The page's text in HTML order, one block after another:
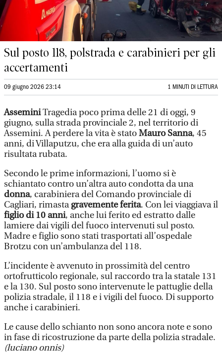
Sul posto 118, polstrada e carabinieri per gli
accertamenti
09 giugno 2026 23:14 1 MINUTI DI LETTURA
AsseminiTragedia poco prima delle 21 di oggi, 9
giugno, sulla strada provinciale 2, nel territorio di
Assemini. A perdere la vita è statoMauro Sanna, 45
anni, di Villaputzu, che era alla guida di un’auto
risultata rubata.
Secondo le prime informazioni, l’uomo si è
schiantato contro un’altra auto condotta da una
donna, carabiniera del Comando provinciale di
Cagliari, rimastagravemente ferita. Con lei viaggiava il
figlio di 10 anni, anche lui ferito ed estratto dalle
lamiere dai vigili del fuoco intervenuti sul posto.
Madre e figlio sono stati trasportati all’ospedale
Brotzu con un’ambulanza del 118.
L’incidente è avvenuto in prossimità del centro
ortofrutticolo regionale, sul raccordo tra la statale 131
e la 130. Sul posto sono intervenute le pattuglie della
polizia stradale, il 118 e i vigili del fuoco. Di supporto
anche i carabinieri.
Le cause dello schianto non sono ancora note e sono
in fase di ricostruzione da parte della polizia stradale.
(luciano onnis)